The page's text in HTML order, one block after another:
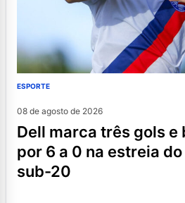
ESPORTE
08 de agosto de 2026
dell marca três gols e bahia goleia
por 6 a 0 na estreia
sub-20